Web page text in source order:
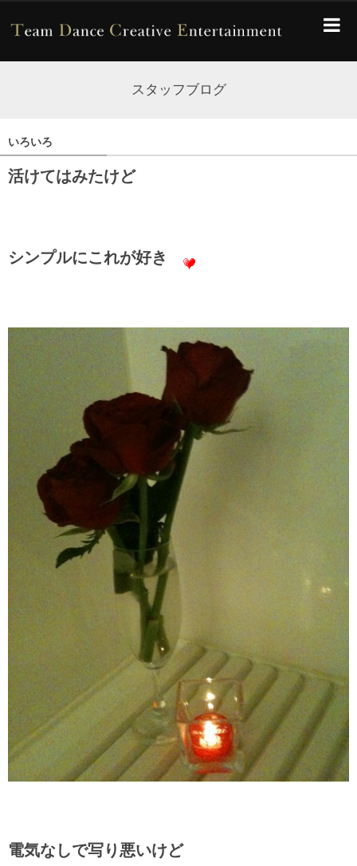
スタッフブログ
いろいろ
活けてはみたけど
シンプルにこれが好き
電気なしで写り悪いけど